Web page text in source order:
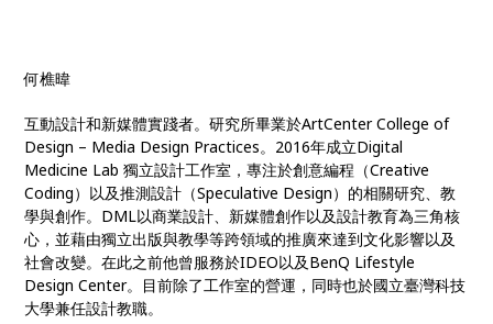
何樵暐
互動設計和新媒體實踐者。研究所畢業於ArtCenter College of
Design – Media Design Practices。2016年成立Digital
Medicine Lab 獨立設計工作室，專注於創意編程（Creative
Coding）以及推測設計（Speculative Design）的相關研究、教
學與創作。DML以商業設計、新媒體創作以及設計教育為三角核
心，並藉由獨立出版與教學等跨領域的推廣來達到文化影響以及
社會改變。在此之前他曾服務於IDEO以及BenQ Lifestyle
Design Center。目前除了工作室的營運，同時也於國立臺灣科技
大學兼任設計教職。